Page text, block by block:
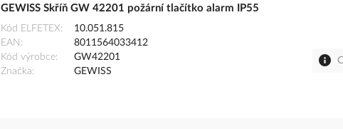
GEWISS Skříň GW 42201 požární tlačítko alarm IP55
Kód ELFETEX
10.051.815
EAN
8011564033412
Kód výrobce
GW42201
Značka
GEWISS